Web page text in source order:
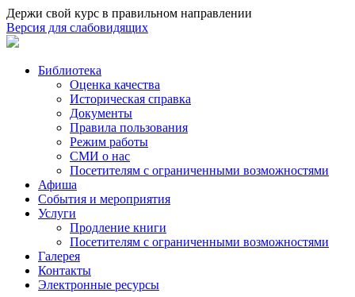
Держи свой курс в правильном направлении
Версия для слабовидящих
Библиотека
Оценка качества
Историческая справка
Документы
Правила пользования
Режим работы
СМИ о нас
Посетителям с ограниченными возможностями
Афиша
События и мероприятия
Услуги
Продление книги
Посетителям с ограниченными возможностями
Галерея
Контакты
Электронные ресурсы